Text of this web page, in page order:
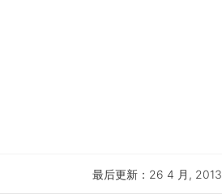
最后更新：26 4 月, 2013